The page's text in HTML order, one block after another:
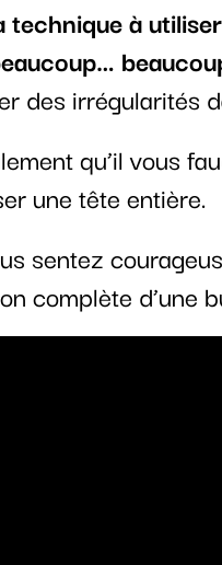
technique à
des irrégularités
qu’il vous
une tête entière.
sentez
complète d’une